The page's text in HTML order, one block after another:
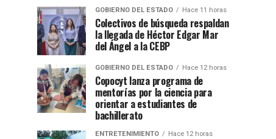
GOBIERNO DEL ESTADO Hace 11 horas
Colectivos de búsqueda respaldan
la llegada de Héctor Edgar Mar
del Ángel a la CEBP
GOBIERNO DEL ESTADO Hace 12 horas
Copocyt lanza programa de
mentorías por la ciencia para
orientar a estudiantes de
bachillerato
ENTRETENIMIENTO Hace 12 horas